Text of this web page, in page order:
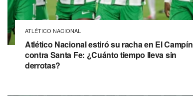
ATLÉTICO NACIONAL
Atlético Nacional estiró su racha en El Campín
contra Santa Fe: ¿Cuánto tiempo lleva sin
derrotas?